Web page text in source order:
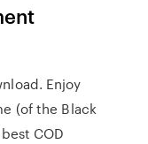
Enjoy
(of the Black
COD